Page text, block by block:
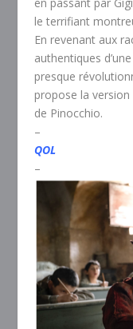
le terrifiant
En revenant aux
authentiques
presque
propose la
de Pinocchio.
–
QOL
–